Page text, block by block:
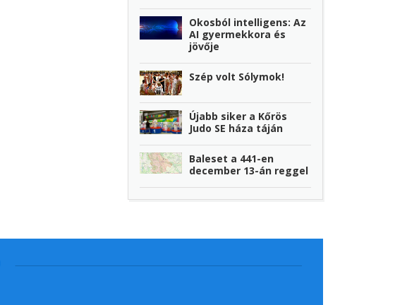
Okosból intelligens: Az
AI gyermekkora és
jövője
Szép volt Sólymok!
Újabb siker a Kőrös
Judo SE háza táján
Baleset a 441-en
december 13-án reggel